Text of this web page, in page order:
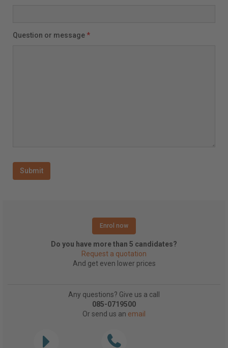
Question or message *
Enrol now
Do you have more than 5 candidates?
Request a quotation
And get even lower prices
Any questions? Give us a call
085-0719500
Or send us an email